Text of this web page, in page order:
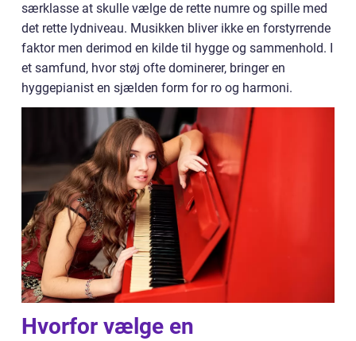
særklasse at skulle vælge de rette numre og spille med
det rette lydniveau. Musikken bliver ikke en forstyrrende
faktor men derimod en kilde til hygge og sammenhold. I
et samfund, hvor støj ofte dominerer, bringer en
hyggepianist en sjælden form for ro og harmoni.
Hvorfor vælge en